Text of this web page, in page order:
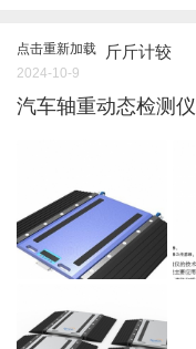
点击重新加载 斤斤计较
2024-10-9
汽车轴重动态检测仪